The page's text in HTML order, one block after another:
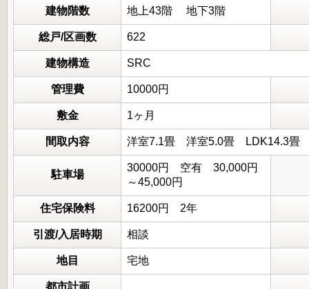
建物階数 地上43階 地下3階
総戸/区画数 622
建物構造 SRC
管理費 10000円
敷金 1ヶ月
間取内容 洋室7.1畳 洋室5.0畳
駐車場
30000円 空有 30,000円
～45,000円
住宅保険料 16200円 2年
引渡/入居時期 相談
地目 宅地
都市計画